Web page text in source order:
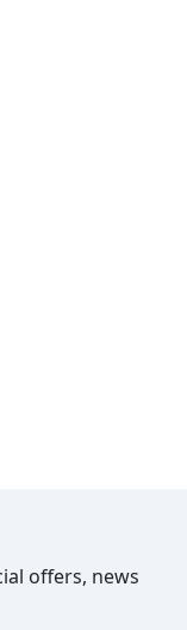
offers, news